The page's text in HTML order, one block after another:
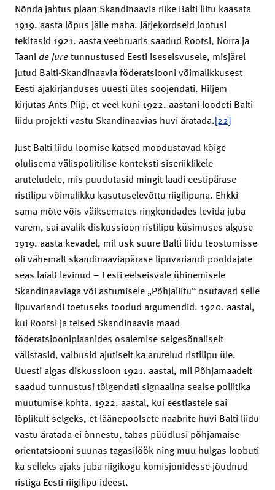
Nõnda jahtus plaan Skandinaavia riike Balti liitu kaasata
1919. aasta lõpus jälle maha. Järjekordseid lootusi
tekitasid 1921. aasta veebruaris saadud Rootsi, Norra ja
Taani de juretunnustused Eesti iseseisvusele, misjärel
jutud Balti-Skandinaavia föderatsiooni võimalikkusest
Eesti ajakirjanduses uuesti üles soojendati. Hiljem
kirjutas Ants Piip, et veel kuni 1922. aastani loodeti Balti
liidu projekti vastu Skandinaavias huvi äratada.[22]
Just Balti liidu loomise katsed moodustavad kõige
olulisema välispoliitilise konteksti siseriiklikele
aruteludele, mis puudutasid mingit laadi eestipärase
ristilipu võimalikku kasutuselevõttu riigilipuna. Ehkki
sama mõte võis väiksemates ringkondades levida juba
varem, sai avalik diskussioon ristilipu küsimuses alguse
1919. aasta kevadel, mil usk suure Balti liidu teostumisse
oli vähemalt skandinaaviapärase lipuvariandi pooldajate
seas laialt levinud – Eesti eelseisvale ühinemisele
Skandinaaviaga või astumisele „Põhjaliitu“ osutavad selle
lipuvariandi toetuseks toodud argumendid. 1920. aastal,
kui Rootsi ja teised Skandinaavia maad
föderatsiooniplaanides osalemise selgesõnaliselt
välistasid, vaibusid ajutiselt ka arutelud ristilipu üle.
Uuesti algas diskussioon 1921. aastal, mil Põhjamaadelt
saadud tunnustusi tõlgendati signaalina sealse poliitika
muutumise kohta. 1922. aastal, kui eestlastele sai
lõplikult selgeks, et läänepoolsete naabrite huvi Balti liidu
vastu äratada ei õnnestu, tabas püüdlusi põhjamaise
orientatsiooni suunas tagasilöök ning muu hulgas loobuti
ka selleks ajaks juba riigikogu komisjonidesse jõudnud
ristiga Eesti riigilipu ideest.